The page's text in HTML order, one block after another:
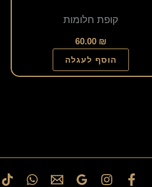
קופת חלומות
60.00 ₪
הוסף לעגלה